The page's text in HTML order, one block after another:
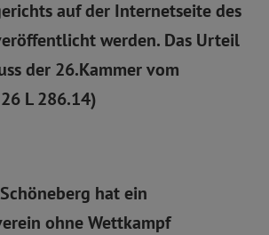
auf der Internetseite des
werden. Das Urteil
der 26.Kammer vom
L 286.14)
hat ein
ohne Wettkampf